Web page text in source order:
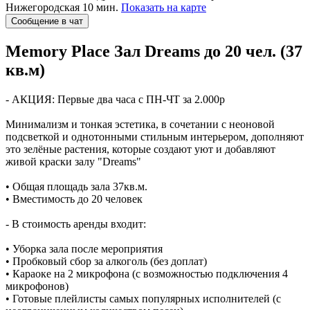
Нижегородская 10 мин. Показать на карте
Сообщение в чат
Memory Place Зал Dreams до 20 чел. (37
кв.м)
- АКЦИЯ: Первые два часа с ПН-ЧТ за 2.000р
Минимализм и тонкая эстетика, в сочетании с неоновой
подсветкой и однотонными стильным интерьером, дополняют
это зелёные растения, которые создают уют и добавляют
живой краски залу "Dreams"
• Общая площадь зала 37кв.м.
• Вместимость до 20 человек
- В стоимость аренды входит:
• Уборка зала после мероприятия
• Пробковый сбор за алкоголь (без доплат)
• Караоке на 2 микрофона (с возможностью подключения 4
микрофонов)
• Готовые плейлисты самых популярных исполнителей (с